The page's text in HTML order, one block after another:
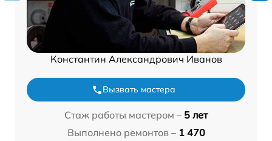
Константин Александрович Иванов
Вызвать мастера
Стаж работы мастером – 5 лет
Выполнено ремонтов – 1 470